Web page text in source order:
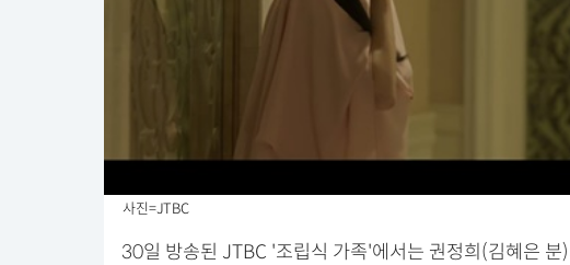
사진=JTBC
30일 방송된 JTBC '조립식 가족'에서는 권정희(김혜은 분